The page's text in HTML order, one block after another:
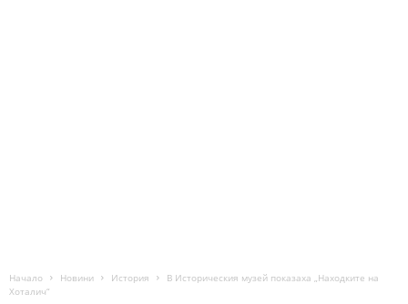
Начало Новини История
В Историческия музей показаха „Находките на
Хоталич“